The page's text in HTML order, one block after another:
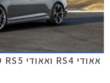
אאודי RS4 ואאודי RS5 קומפטישן נחשפות